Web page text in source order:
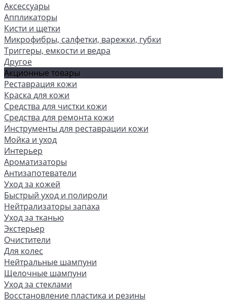
Аксессуары
Аппликаторы
Кисти и щетки
Микрофибры, салфетки, варежки, губки
Триггеры, емкости и ведра
Другое
Акционные товары
Реставрация кожи
Краска для кожи
Средства для чистки кожи
Средства для ремонта кожи
Инструменты для реставрации кожи
Мойка и уход
Интерьер
Ароматизаторы
Антизапотеватели
Уход за кожей
Быстрый уход и полироли
Нейтрализаторы запаха
Уход за тканью
Экстерьер
Очистители
Для колес
Нейтральные шампуни
Щелочные шампуни
Уход за стеклами
Восстановление пластика и резины